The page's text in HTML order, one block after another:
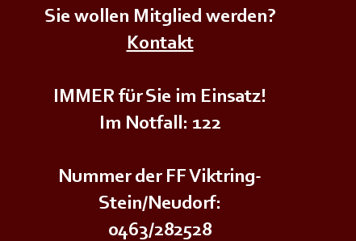
+++𝗣𝗿𝗲𝗶𝘀𝘀𝗰𝗵𝗻𝗮𝗽𝘀𝘁𝘂𝗿𝗻𝗶𝗲𝗿+++
Sie wollen Mitglied werden?
Kontakt
IMMER für Sie im Einsatz!
Im Notfall: 122
Nummer der FF Viktring-
Stein/Neudorf:
0463/282528